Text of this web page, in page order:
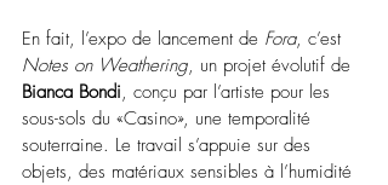
En fait, l’expo de lancement de Fora, c’est
Notes on Weathering, un projet évolutif de
Bianca Bondi, conçu par l’artiste pour les
sous-sols du «Casino», une temporalité
souterraine. Le travail s’appuie sur des
objets, des matériaux sensibles à l’humidité